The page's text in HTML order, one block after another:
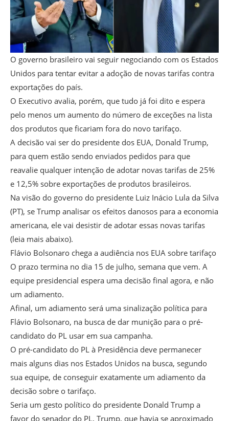
O governo brasileiro vai seguir negociando com os Estados
Unidos para tentar evitar a adoção de novas tarifas contra
exportações do país.
O Executivo avalia, porém, que tudo já foi dito e espera
pelo menos um aumento do número de exceções na lista
dos produtos que ficariam fora do novo tarifaço.
A decisão vai ser do presidente dos EUA, Donald Trump,
para quem estão sendo enviados pedidos para que
reavalie qualquer intenção de adotar novas tarifas de 25%
e 12,5% sobre exportações de produtos brasileiros.
Na visão do governo do presidente Luiz Inácio Lula da Silva
(PT), se Trump analisar os efeitos danosos para a economia
americana, ele vai desistir de adotar essas novas tarifas
(leia mais abaixo).
Flávio Bolsonaro chega a audiência nos EUA sobre tarifaço
O prazo termina no dia 15 de julho, semana que vem. A
equipe presidencial espera uma decisão final agora, e não
um adiamento.
Afinal, um adiamento será uma sinalização política para
Flávio Bolsonaro, na busca de dar munição para o pré-
candidato do PL usar em sua campanha.
O pré-candidato do PL à Presidência deve permanecer
mais alguns dias nos Estados Unidos na busca, segundo
sua equipe, de conseguir exatamente um adiamento da
decisão sobre o tarifaço.
Seria um gesto político do presidente Donald Trump a
favor do senador do PL. Trump, que havia se aproximado